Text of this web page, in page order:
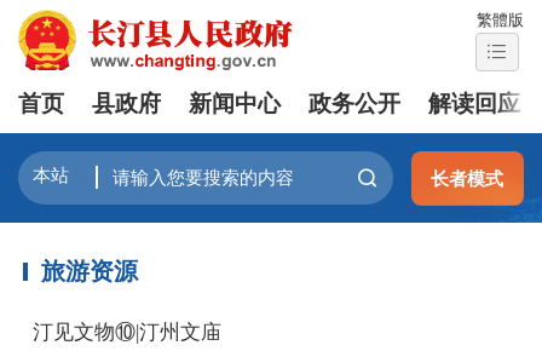
繁體版
首页 县政府 新闻中心 政务公开 解读回应
长者模式
旅游资源
汀见文物⑩|汀州文庙